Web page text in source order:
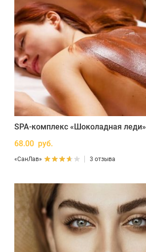
SPA-комплекс «Шоколадная леди»
68.00 руб.
«СанЛав» 3 отзыва